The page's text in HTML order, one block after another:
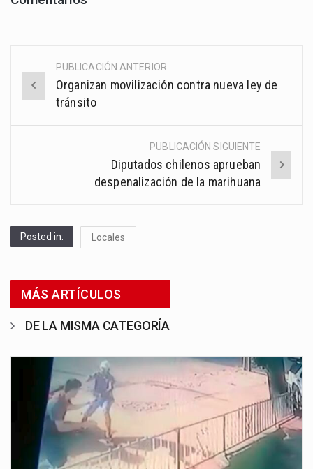
Post
navigation
PUBLICACIÓN ANTERIOR
Organizan movilización contra nueva ley de
tránsito
PUBLICACIÓN SIGUIENTE
Diputados chilenos aprueban
despenalización de la marihuana
Posted in: Locales
MÁS ARTÍCULOS
DE LA MISMA CATEGORÍA